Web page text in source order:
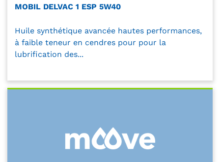
MOBIL DELVAC 1 ESP 5W40
Huile synthétique avancée hautes performances,
à faible teneur en cendres pour pour la
lubrification des...